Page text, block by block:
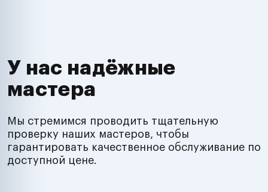
У нас надёжные
мастера
Мы стремимся проводить тщательную
проверку наших мастеров, чтобы
гарантировать качественное обслуживание по
доступной цене.